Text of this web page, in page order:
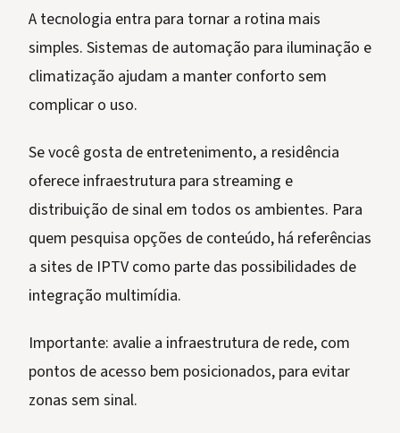
A tecnologia entra para tornar a rotina mais
simples. Sistemas de automação para iluminação e
climatização ajudam a manter conforto sem
complicar o uso.
Se você gosta de entretenimento, a residência
oferece infraestrutura para streaming e
distribuição de sinal em todos os ambientes. Para
quem pesquisa opções de conteúdo, há referências
a sites de IPTV como parte das possibilidades de
integração multimídia.
Importante: avalie a infraestrutura de rede, com
pontos de acesso bem posicionados, para evitar
zonas sem sinal.